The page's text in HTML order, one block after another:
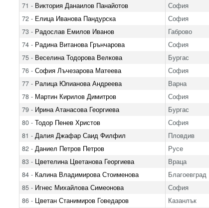
71 - Виктория Данаилов Панайотов София
72 - Елица Иванова Пандурска София
73 - Радослав Емилов Иванов Габрово
74 - Радина Витанова Грънчарова София
75 - Веселина Тодорова Велкова Бургас
76 - София Лъчезарова Матеева София
77 - Ралица Юлианова Андреева Варна
78 - Мартин Кирилов Димитров София
79 - Ирина Атанасова Георгиева Бургас
80 - Тодор Пенев Христов София
81 - Далия Джафар Саид Филфил Пловдив
82 - Даниел Петров Петров Русе
83 - Цветелина Цветанова Георгиева Враца
84 - Калина Владимирова Стоименова Благоевград
85 - Игнес Михайлова Симеонова София
86 - Цветан Станимиров Говедаров Казанлък